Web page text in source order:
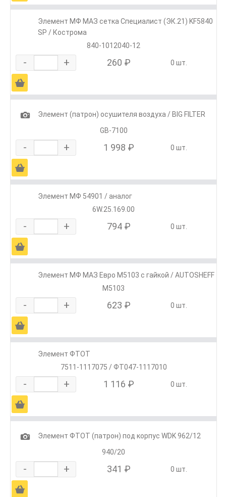
Элемент МФ МАЗ сетка Специалист (ЭК.21) KF5840
SP / Кострома
840-1012040-12
- + 260 ₽ 0 шт.
Ä
1
Элемент (патрон) осушителя воздуха / BIG FILTER
GB-7100
- + 1 998 ₽ 0 шт.
Ä
Элемент МФ 54901 / аналог
6W.25.169.00
- + 794 ₽ 0 шт.
Ä
Элемент МФ МАЗ Евро М5103 с гайкой / AUTOSHEFF
М5103
- + 623 ₽ 0 шт.
Ä
Элемент ФТОТ
7511-1117075 / ФТ047-1117010
- + 1 116 ₽ 0 шт.
Ä
1
Элемент ФТОТ (патрон) под корпус WDK 962/12
940/20
- + 341 ₽ 0 шт.
Ä